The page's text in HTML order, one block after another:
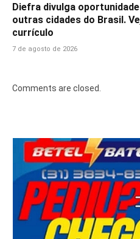
Diefra divulga
outras cidades do Brasil.
currículo
7 de agosto de 2026
Comments are closed.